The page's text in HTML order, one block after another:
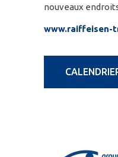
nouveaux
www.raiffeisen-